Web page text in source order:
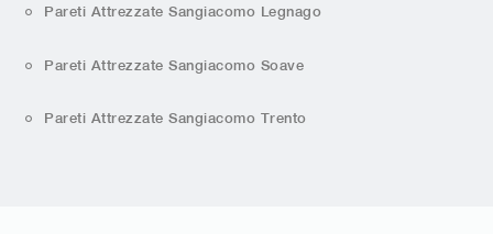
Pareti Attrezzate Sangiacomo Legnago
Pareti Attrezzate Sangiacomo Soave
Pareti Attrezzate Sangiacomo Trento